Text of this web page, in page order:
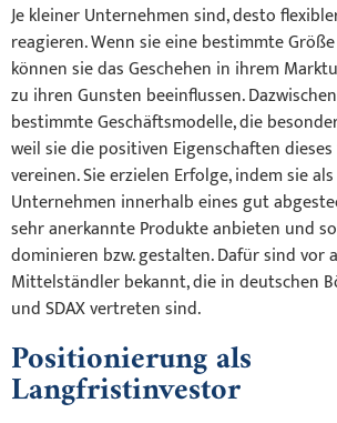
Je kleiner Unternehmen sind, desto
reagieren. Wenn sie eine bestimmte
können sie das Geschehen in ihrem
zu ihren Gunsten beeinflussen.
bestimmte Geschäftsmodelle, die
weil sie die positiven Eigenschaften
vereinen. Sie erzielen Erfolge, indem sie
Unternehmen innerhalb eines gut
sehr anerkannte Produkte anbieten und
dominieren bzw. gestalten. Dafür sind vor
Mittelständler bekannt, die in deutschen
und SDAX vertreten sind.
Positionierung als
Langfristinvestor